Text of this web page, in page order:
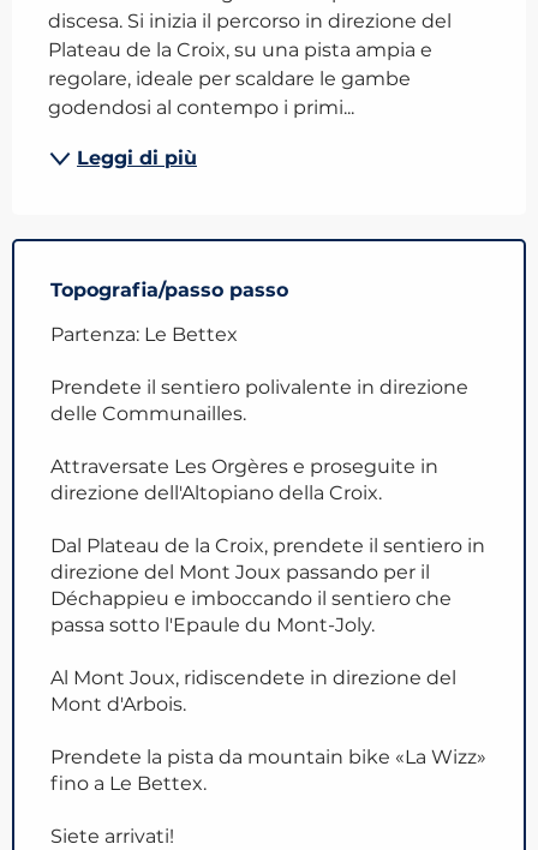
discesa. Si inizia il percorso in direzione del
Plateau de la Croix, su una pista ampia e
regolare, ideale per scaldare le gambe
godendosi al contempo i primi...
Leggi di più
Topografia/passo passo
Partenza: Le Bettex
Prendete il sentiero polivalente in direzione
delle Communailles.
Attraversate Les Orgères e proseguite in
direzione dell'Altopiano della Croix.
Dal Plateau de la Croix, prendete il sentiero in
direzione del Mont Joux passando per il
Déchappieu e imboccando il sentiero che
passa sotto l'Epaule du Mont-Joly.
Al Mont Joux, ridiscendete in direzione del
Mont d'Arbois.
Prendete la pista da mountain bike «La Wizz»
fino a Le Bettex.
Siete arrivati!